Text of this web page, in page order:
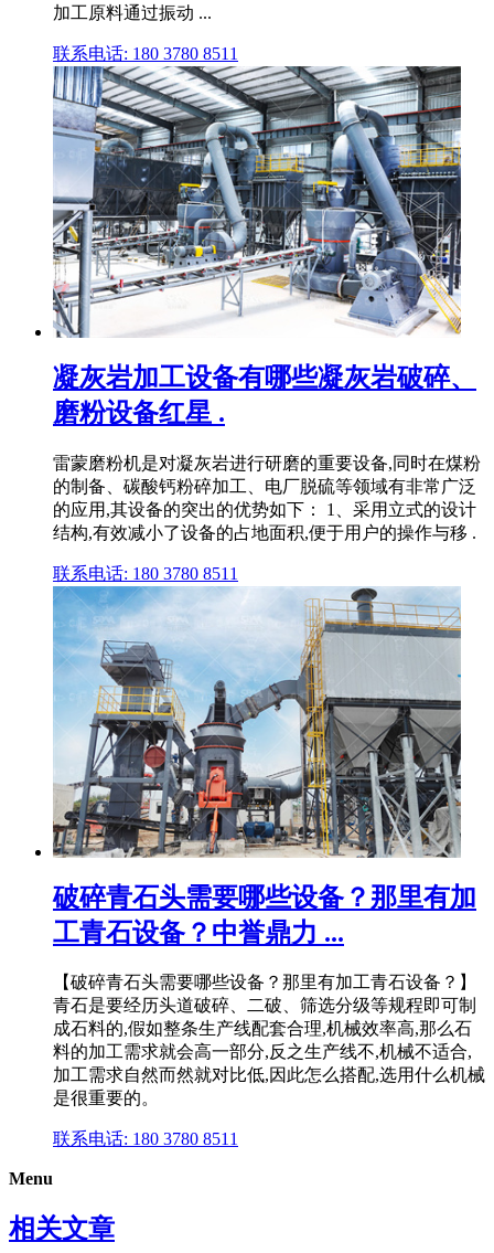
加工原料通过振动 ...
联系电话: 180 3780 8511
凝灰岩加工设备有哪些凝灰岩破碎、
磨粉设备红星 .
雷蒙磨粉机是对凝灰岩进行研磨的重要设备,同时在煤粉
的制备、碳酸钙粉碎加工、电厂脱硫等领域有非常广泛
的应用,其设备的突出的优势如下： 1、采用立式的设计
结构,有效减小了设备的占地面积,便于用户的操作与移 .
联系电话: 180 3780 8511
破碎青石头需要哪些设备？那里有加
工青石设备？中誉鼎力 ...
【破碎青石头需要哪些设备？那里有加工青石设备？】
青石是要经历头道破碎、二破、筛选分级等规程即可制
成石料的,假如整条生产线配套合理,机械效率高,那么石
料的加工需求就会高一部分,反之生产线不,机械不适合,
加工需求自然而然就对比低,因此怎么搭配,选用什么机械
是很重要的。
联系电话: 180 3780 8511
Menu
相关文章